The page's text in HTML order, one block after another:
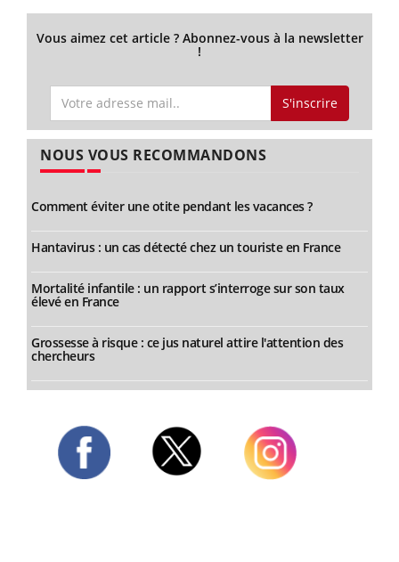
Vous aimez cet article ? Abonnez-vous à la newsletter
!
S'inscrire
NOUS VOUS RECOMMANDONS
Comment éviter une otite pendant les vacances ?
Hantavirus : un cas détecté chez un touriste en France
Mortalité infantile : un rapport s’interroge sur son taux
élevé en France
Grossesse à risque : ce jus naturel attire l'attention des
chercheurs